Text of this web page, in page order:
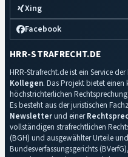
Xing
Facebook
HRR-STRAFRECHT.DE
HRR-Strafrecht.de ist ein Service
Kollegen. Das Projekt bietet
höchstrichterlichen
Es besteht aus der juristischen
Newsletterund einer
vollständigen strafrechtlichen
(BGH) und ausgewählter Urteile
Bundesverfassungsgerichts